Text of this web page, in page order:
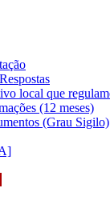
local que
(12 meses)
(Grau Sigilo)